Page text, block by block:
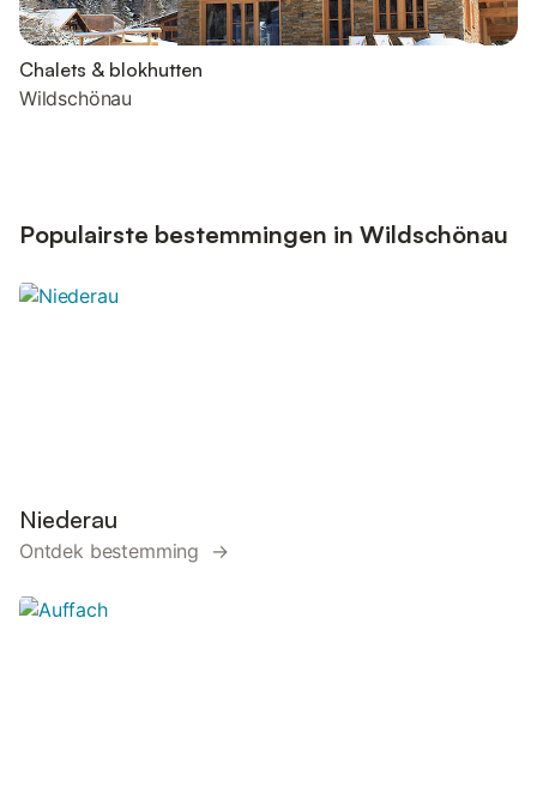
Chalets & blokhutten
Wildschönau
Populairste bestemmingen in Wildschönau
Niederau
Ontdek bestemming →